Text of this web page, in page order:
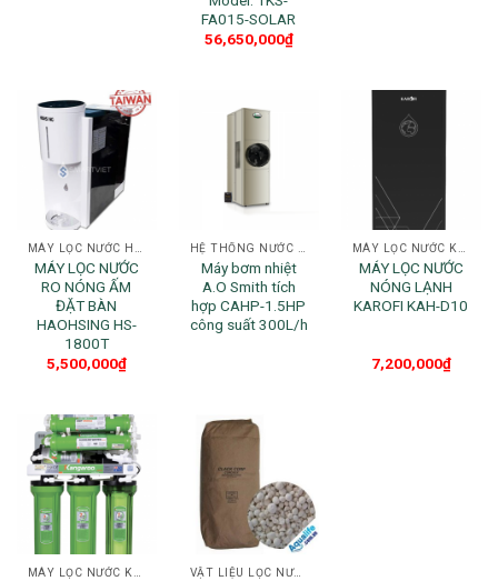
FA015-SOLAR
56,650,000₫
MÁY LỌC NƯỚC
RO NÓNG ẤM
ĐẶT BÀN
HAOHSING HS-
1800T
5,500,000₫
Máy bơm nhiệt
A.O Smith tích
hợp CAHP-1.5HP
công suất 300L/h
MÁY LỌC NƯỚC
NÓNG LẠNH
KAROFI KAH-D10
7,200,000₫
VẬT LIỆU LỌC NƯỚC